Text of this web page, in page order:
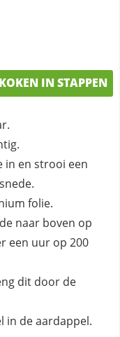
KOKEN IN STAPPEN
in en strooi een
folie.
naar boven op
een uur op 200
dit door de
in de aardappel.